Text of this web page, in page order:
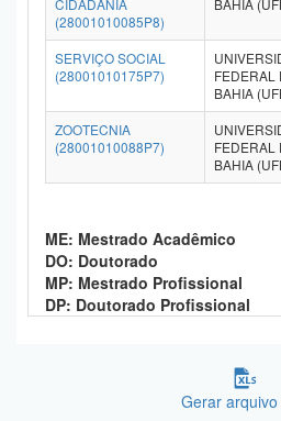
CIDADANIA
(28001010085P8)
BAHIA
SERVIÇO SOCIAL
(28001010175P7)
FEDERAL
BAHIA
ZOOTECNIA
(28001010088P7)
FEDERAL
BAHIA
ME: Mestrado Acadêmico
DO: Doutorado
MP: Mestrado Profissional
DP: Doutorado Profissional
Gerar arquivo